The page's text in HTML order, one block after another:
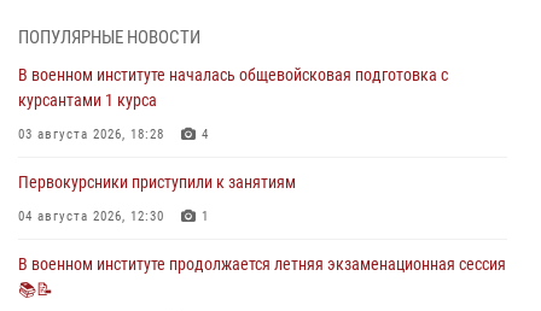
29 июля 2026, 06:45 2
29 июля 2026 года курсанты военного института успешно сдали
экзамен по вождению
29 июля 2026, 06:41 6
28 июля 2026 года в военном институте организована беседа и
праздничный молебен
В военном институте завершается летняя экзаменационная сессия
ПОПУЛЯРНЫЕ НОВОСТИ
В военном институте началась общевойсковая подготовка с
курсантами 1 курса
03 августа 2026, 18:28 4
Первокурсники приступили к занятиям
04 августа 2026, 12:30 1
В военном институте продолжается летняя экзаменационная сессия
📚📝